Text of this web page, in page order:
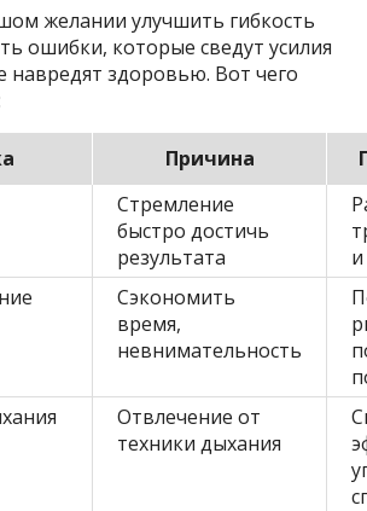
желании улучшить гибкость
ошибки, которые сведут усилия
навредят здоровью. Вот чего
Причина
Стремление
быстро достичь
результата
Сэкономить
время,
невнимательность
Отвлечение от
техники дыхания